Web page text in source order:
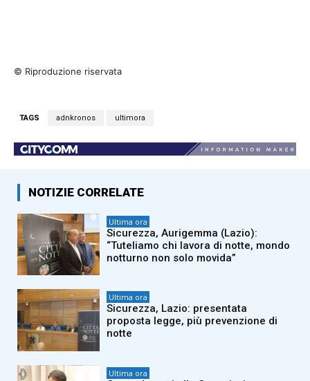
© Riproduzione riservata
TAGS adnkronos ultimora
NOTIZIE CORRELATE
Ultima ora
Sicurezza, Aurigemma (Lazio):
“Tuteliamo chi lavora di notte, mondo
notturno non solo movida”
Ultima ora
Sicurezza, Lazio: presentata
proposta legge, più prevenzione di
notte
Ultima ora